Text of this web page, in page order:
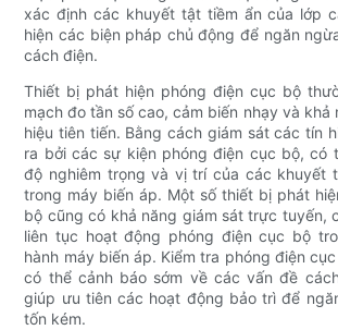
xác định các khuyết tật tiềm ẩn của lớp
hiện các biện pháp chủ động để ngăn
cách điện.
Thiết bị phát hiện phóng điện cục bộ
mạch đo tần số cao, cảm biến nhạy và khả
hiệu tiên tiến. Bằng cách giám sát các tín
ra bởi các sự kiện phóng điện cục bộ, có
độ nghiêm trọng và vị trí của các khuyết
trong máy biến áp. Một số thiết bị phát
bộ cũng có khả năng giám sát trực tuyến,
liên tục hoạt động phóng điện cục bộ
hành máy biến áp. Kiểm tra phóng điện
có thể cảnh báo sớm về các vấn đề
giúp ưu tiên các hoạt động bảo trì để
tốn kém.